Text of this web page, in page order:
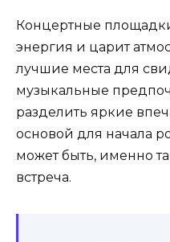
Концертные
энергия и царит
лучшие места для
музыкальные
разделить яркие
основой для начала
может быть, именно
встреча.